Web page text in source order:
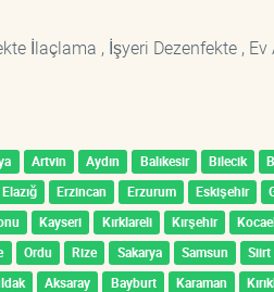
İlaçlama , İşyeri Dezenfekte ,
Artvin Aydın Balıkesir Bilecik
Elazığ Erzincan Erzurum Eskişehir
Kayseri Kırklareli Kırşehir
Ordu Rize Sakarya Samsun Siirt
Aksaray Bayburt Karaman